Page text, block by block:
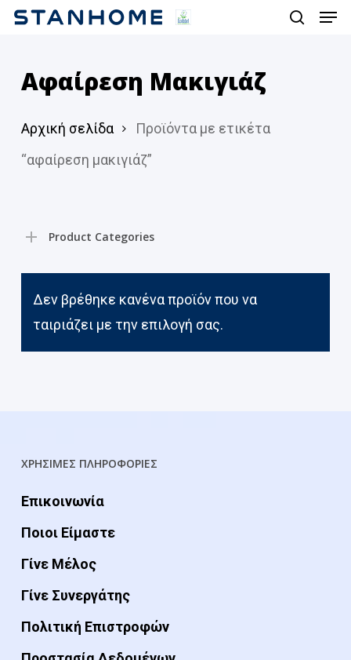
Skip
contentΑφαίρεση Μακιγιάζ
Αρχική σελίδα
Προϊόντα με ετικέτα
“αφαίρεση μακιγιάζ”
Product Categories
Δεν βρέθηκε κανένα προϊόν που να
ταιριάζει με την επιλογή σας.
ΧΡΗΣΙΜΕΣ ΠΛΗΡΟΦΟΡΙΕΣ
Επικοινωνία
Ποιοι Είμαστε
Γίνε Μέλος
Γίνε Συνεργάτης
Πολιτική Επιστροφών